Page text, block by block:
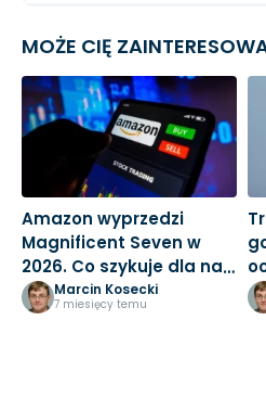
MOŻE CIĘ
Amazon wyprzedzi
Magnificent Seven w
2026. Co szykuje dla nas
Jeff Bezos?
Marcin Kosecki
7 miesięcy temu